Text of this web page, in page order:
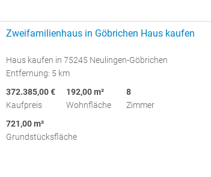
Zweifamilienhaus in Göbrichen Haus kaufen
Haus kaufen in 75245 Neulingen-Göbrichen
Entfernung: 5 km
372.385,00 €
Kaufpreis
192,00 m²
Wohnfläche
8
Zimmer
721,00 m²
Grundstücksfläche